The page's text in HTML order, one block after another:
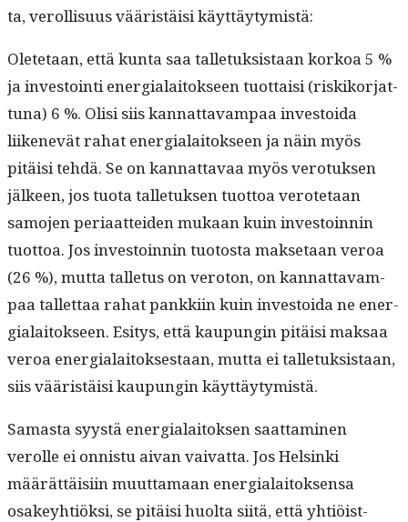
ta, verol­lisu­us vääristäisi käyttäytymistä:
Olete­taan, että kun­ta saa tal­letuk­sis­taan korkoa 5 %
ja investoin­ti ener­gialaitok­seen tuot­taisi (riskiko­r­jat­
tuna) 6 %. Olisi siis kan­nat­tavam­paa investoi­da
liikenevät rahat ener­gialaitok­seen ja näin myös
pitäisi tehdä. Se on kan­nat­tavaa myös vero­tuk­sen
jäl­keen, jos tuo­ta tal­letuk­sen tuot­toa verote­taan
samo­jen peri­aat­tei­den mukaan kuin investoin­nin
tuot­toa. Jos investoin­nin tuo­to­s­ta mak­se­taan veroa
(26 %), mut­ta tal­letus on vero­ton, on kan­nat­tavam­
paa tal­let­taa rahat pankki­in kuin investoi­da ne ener­
gialaitok­seen. Esi­tys, että kaupun­gin pitäisi mak­saa
veroa ener­gialaitok­ses­taan, mut­ta ei tal­letuk­sis­taan,
siis vääristäisi kaupun­gin käyttäytymistä.
Samas­ta syys­tä ener­gialaitok­sen saat­ta­mi­nen
verolle ei onnis­tu aivan vai­vat­ta. Jos Helsin­ki
määrät­täisi­in muut­ta­maan ener­gialaitok­sen­sa
osakey­htiök­si, se pitäisi huol­ta siitä, että yhtiöist­